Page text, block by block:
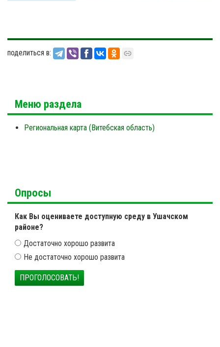
поделиться в:
Меню раздела
Региональная карта (Витебская область)
Опросы
Как Вы оцениваете доступную среду в Ушачском
районе?
Достаточно хорошо развита
Не достаточно хорошо развита
ПРОГОЛОСОВАТЬ!